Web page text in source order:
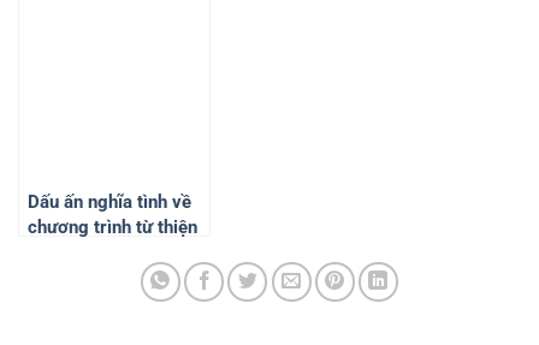
Dấu ấn nghĩa tình về
chương trình từ thiện